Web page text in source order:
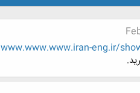
eng.ir/